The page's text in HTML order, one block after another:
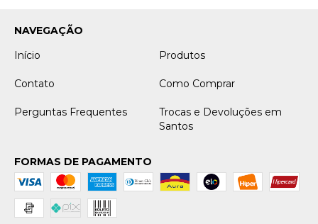
NAVEGAÇÃO
Início
Produtos
Contato Como Comprar
Perguntas Frequentes
Trocas e Devoluções em
Santos
FORMAS DE PAGAMENTO